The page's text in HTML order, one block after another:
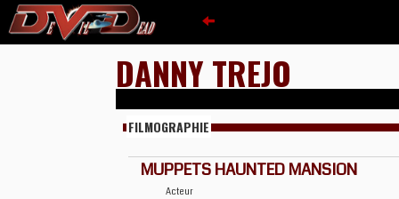
DANNY TREJO
FILMOGRAPHIE
MUPPETS HAUNTED MANSION
Acteur